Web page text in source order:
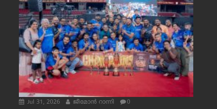
Jul 31, 2026 ജീമോന്‍ റാന്നി 0